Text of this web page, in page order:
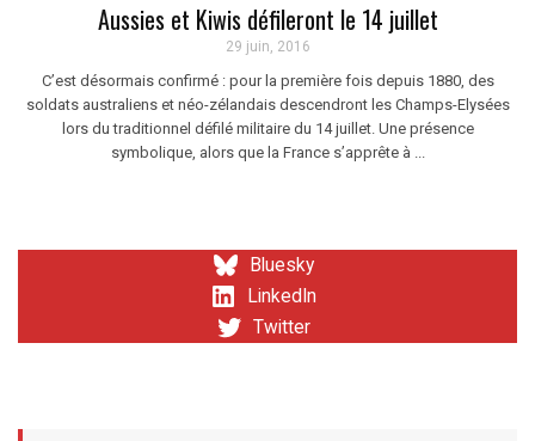
Aussies et Kiwis défileront le 14 juillet
29 juin, 2016
C’est désormais confirmé : pour la première fois depuis 1880, des
soldats australiens et néo-zélandais descendront les Champs-Elysées
lors du traditionnel défilé militaire du 14 juillet. Une présence
symbolique, alors que la France s’apprête à ...
Bluesky
LinkedIn
Twitter